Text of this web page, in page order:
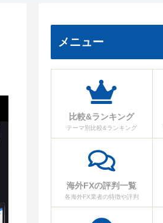
メニュー
比較&ランキング
テーマ別比較&ランキング
海外FXの評判一覧
各海外FX業者の特徴や評判